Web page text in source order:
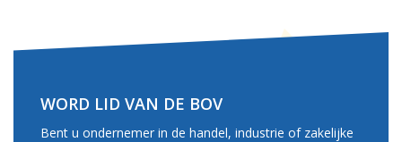
WORD LID VAN DE BOV
Bent u ondernemer in de handel, industrie of zakelijke